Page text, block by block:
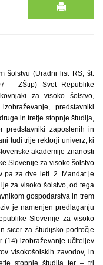
šolstvu (Uradni list RS, št.
– ZŠtip) Svet Republike
za visoko šolstvo,
predstavniki
in tretje stopnje študija,
predstavniki zaposlenih in
tudi trije rektorji univerz, ki
akademije znanosti
Slovenije za visoko šolstvo
pa za dve leti. 2. Mandat je
za visoko šolstvo, od tega
gospodarstva in trem
je namenjen predlaganju
Slovenije za visoko
sicer za študijsko področje
(14) izobraževanje učiteljev
visokošolskih zavodov, in
stopnje študija ter – tri